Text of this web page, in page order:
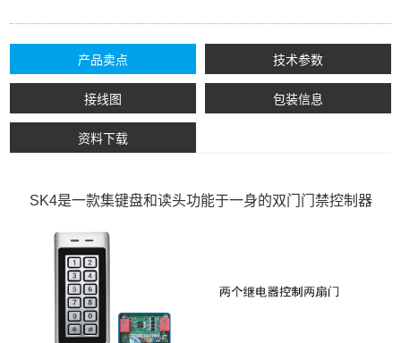
产品卖点 技术参数
接线图 包装信息
资料下载
SK4是一款集键盘和读头功能于一身的双门门禁控制器